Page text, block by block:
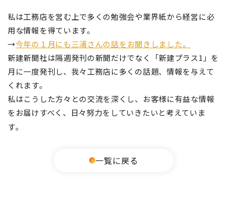
私は工務店を営む上で多くの勉強会や業界紙から経営に必
用な情報を得ています。
→今年の１月にも三浦さんの話をお聞きしました。
新建新聞社は隔週発刊の新聞だけでなく「新建プラス1」を
月に一度発刊し、我々工務店に多くの話題、情報を与えて
くれます。
私はこうした方々との交流を深くし、お客様に有益な情報
をお届けすべく、日々努力をしていきたいと考えていま
す。
一覧に戻る